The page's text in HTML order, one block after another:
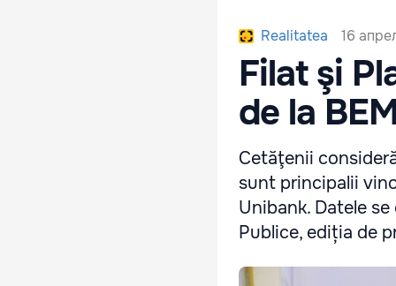
Realitatea 16
Filat şi
de la
Cetăţenii
sunt principalii
Unibank. Datele
Publice, ediția de